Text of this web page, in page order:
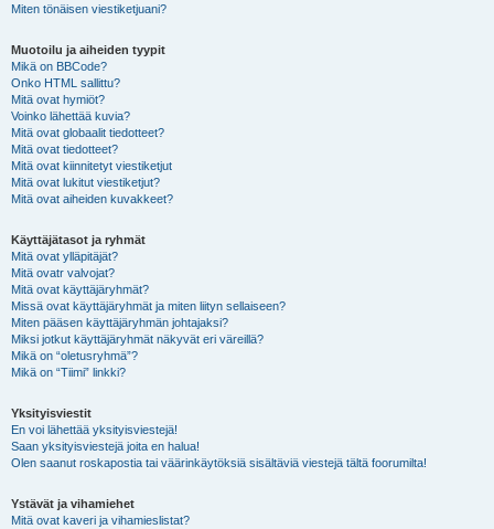
Miten tönäisen viestiketjuani?
Muotoilu ja aiheiden tyypit
Mikä on BBCode?
Onko HTML sallittu?
Mitä ovat hymiöt?
Voinko lähettää kuvia?
Mitä ovat globaalit tiedotteet?
Mitä ovat tiedotteet?
Mitä ovat kiinnitetyt viestiketjut
Mitä ovat lukitut viestiketjut?
Mitä ovat aiheiden kuvakkeet?
Käyttäjätasot ja ryhmät
Mitä ovat ylläpitäjät?
Mitä ovatr valvojat?
Mitä ovat käyttäjäryhmät?
Missä ovat käyttäjäryhmät ja miten liityn sellaiseen?
Miten pääsen käyttäjäryhmän johtajaksi?
Miksi jotkut käyttäjäryhmät näkyvät eri väreillä?
Mikä on “oletusryhmä”?
Mikä on “Tiimi” linkki?
Yksityisviestit
En voi lähettää yksityisviestejä!
Saan yksityisviestejä joita en halua!
Olen saanut roskapostia tai väärinkäytöksiä sisältäviä viestejä tältä foorumilta!
Ystävät ja vihamiehet
Mitä ovat kaveri ja vihamieslistat?